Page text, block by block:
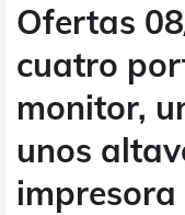
Ofertas
cuatro
monitor,
unos
impresora